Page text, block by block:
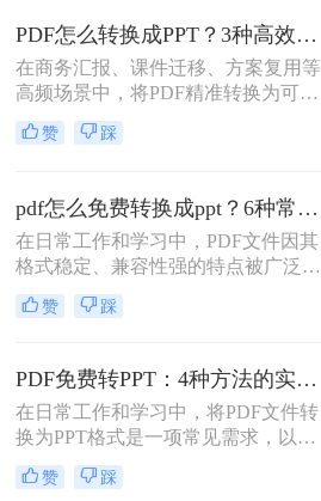
介绍5种常用方法，帮助您高效完成
pdf转ppt操作。
PDF怎么转换成PPT？3种高效转换方法详解！
在商务汇报、课件迁移、方案复用等
高频场景中，将PDF精准转换为可编
辑PPT是提升工作效率的关键痛点。
然而，PDF的固定版式特性常导致文
问题。那么PDF怎么转换成PPT呢？
本文严格筛选3方案，结合实测效
果、安全提示与细节操作，提供可落
地的解决方案。
赞 踩
pdf怎么免费转换成ppt？6种常用方法详解！
在日常工作和学习中，PDF文件因其
格式稳定、兼容性强的特点被广泛使
用，但在需要演示或编辑内容时，
PPT格式的优势更加明显。将PDF转
能通过PPT的动态效果和交互性提升
展示效果。那么pdf怎么免费转换成
ppt呢？本文将详细介绍6种免费将
PDF转换为PPT的方法，帮助您高效
完成文件格式转换。
赞 踩
PDF免费转PPT：4种方法的实际费用、次数限制和效果！
在日常工作和学习中，将PDF文件转
换为PPT格式是一项常见需求，以便
进行演示或编辑。那么如何把pdf转成
ppt免费呢？以下是三种免费将PDF转
赞 踩